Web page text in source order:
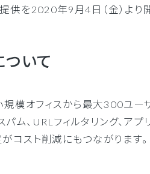
点間接続の最適化
を2020年9月4日（金）より
いて
オフィスから最大300ユーザ
ム、URLフィルタリング、アプ
コスト削減にもつながります。